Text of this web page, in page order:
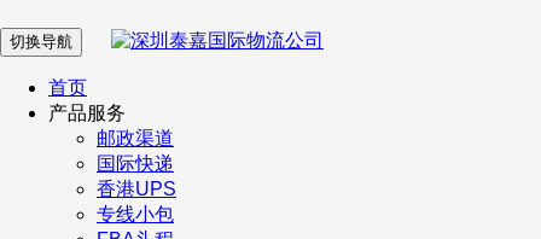
在 线 客 服
企业微信
切换导航
首页
产品服务
邮政渠道
国际快递
香港UPS
专线小包